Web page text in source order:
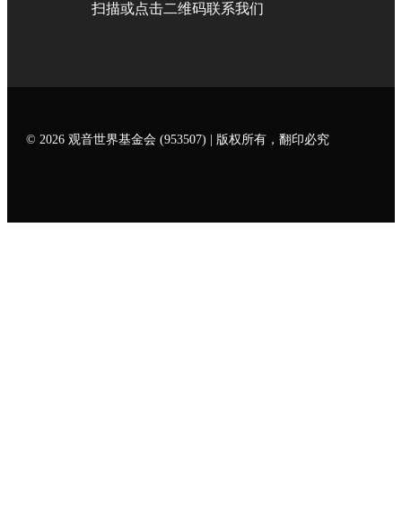
扫描或点击二维码联系我们
© 2026 观音世界基金会 (953507) | 版权所有，翻印必究